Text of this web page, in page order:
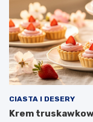
CIASTA I DESERY
Krem